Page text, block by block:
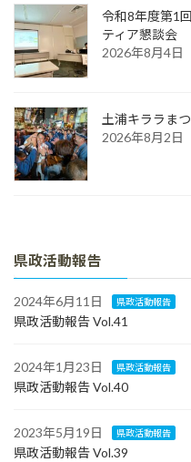
令和8年度第1
ティア懇談会
2026年8月4日
土浦キララま
2026年8月2日
県政活動報告
2024年6月11日 県政活動報告
県政活動報告 Vol.41
2024年1月23日 県政活動報告
県政活動報告 Vol.40
2023年5月19日 県政活動報告
県政活動報告 Vol.39